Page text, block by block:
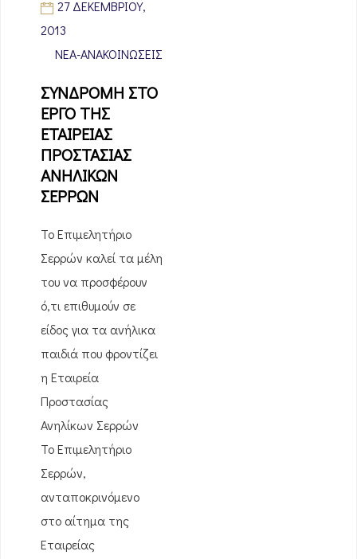
27 ΔΕΚΕΜΒΡΊΟΥ,
2013
ΝΈΑ-ΑΝΑΚΟΙΝΏΣΕΙΣ
ΣΥΝΔΡΟΜΗ ΣΤΟ
ΕΡΓΟ ΤΗΣ
ΕΤΑΙΡΕΙΑΣ
ΠΡΟΣΤΑΣΙΑΣ
ΑΝΗΛΙΚΩΝ
ΣΕΡΡΩΝ
Το Επιμελητήριο
Σερρών καλεί τα μέλη
του να προσφέρουν
ό,τι επιθυμούν σε
είδος για τα ανήλικα
παιδιά που φροντίζει
η Εταιρεία
Προστασίας
Ανηλίκων Σερρών
Το Επιμελητήριο
Σερρών,
ανταποκρινόμενο
στο αίτημα της
Εταιρείας